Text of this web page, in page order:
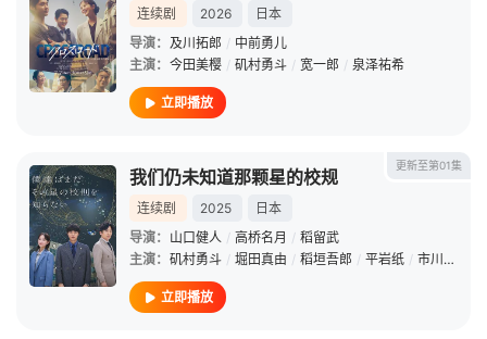
连续剧 2026
日本
导演： 及川拓郎 / 中前勇儿
主演： 今田美樱 / 矶村勇斗 / 宽一郎 / 泉泽祐希
立即播放
更新至第01集
我们仍未知道那颗星的校规
连续剧 2025
日本
导演： 山口健人 / 高桥名月 / 稻留武
主演： 矶村勇斗 / 堀田真由 / 稻垣吾郎 / 平岩纸 / 市川实和子
立即播放